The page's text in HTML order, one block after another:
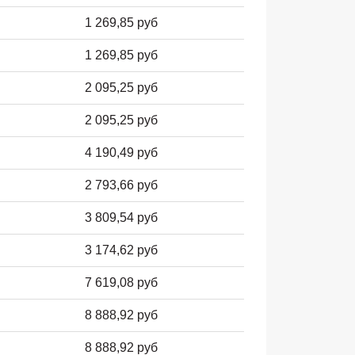
1 269,85 руб
1 269,85 руб
2 095,25 руб
2 095,25 руб
4 190,49 руб
2 793,66 руб
3 809,54 руб
3 174,62 руб
7 619,08 руб
8 888,92 руб
8 888,92 руб